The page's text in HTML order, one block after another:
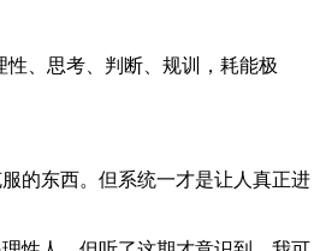
、思考、判断、规训，耗能极
的东西。但系统一才是让人真正进